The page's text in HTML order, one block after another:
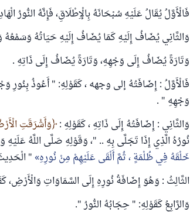
فَالْأَوَّلُ يُقَالُ عَلَيْهِ سُبْحَانَهُ بِالْإِطْلَاقِ، فَإِنَّهُ النُّورُ
وَالثَّانِي يُضَافُ إِلَيْهِ كَمَا يُضَافُ إِلَيْهِ حَيَاتُهُ
وَتَارَةً يُضَافُ إِلَى وَجْهِهِ، وَتَارَةً يُضَافُ إِلَى ذَاتِهِ .
فَالْأَوَّلُ : إِضَافَتُهُ إلى وجهه ، كَقَوْلِهِ: " أَعُوذُ
وَجْهِهِ " .
وَالثَّانِي : إِضَافَتُهُ إِلَى ذَاتِهِ ، كَقَوْلِهِ : وَأَشْرَقَتِ
نُورُهُ الَّذِي إِذَا تَجَلَّى بِهِ .. "، وَقَوْلِهِ صَلَّى اللَّهُ
خَلْقَهُ فِي ظُلْمَةٍ ، ثُمَّ أَلْقَى عَلَيْهِمْ مِنْ نُورِهِ "
الثَّالِثُ : وَهُوَ إِضَافَةُ نُورِهِ إِلَى السَّمَاوَاتِ وَالْأَرْضِ،
وَالرَّابِعُ كَقَوْلِهِ: " حِجَابُهُ النُّورُ ".